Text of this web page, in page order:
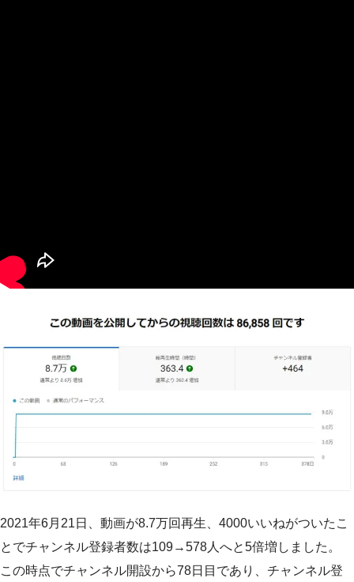
2021年6月21日、動画が8.7万回再生、4000いいねがついたこ
とでチャンネル登録者数は109→578人へと5倍増しました。
この時点でチャンネル開設から78日目であり、チャンネル登